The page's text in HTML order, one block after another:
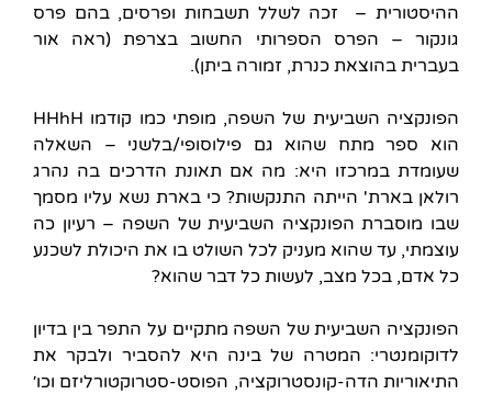
ההיסטורית – זכה לשלל תשבחות ופרסים, בהם פרס
גונקור – הפרס הספרותי החשוב בצרפת (ראה אור
בעברית בהוצאת כנרת, זמורה ביתן).
הפונקציה השביעית של השפה, מופתי כמו קודמו HHhH
הוא ספר מתח שהוא גם פילוסופי/בלשני – השאלה
שעומדת במרכזו היא: מה אם תאונת הדרכים בה נהרג
רולאן בארת' הייתה התנקשות? כי בארת נשא עליו מסמך
שבו מוסברת הפונקציה השביעית של השפה – רעיון כה
עוצמתי, עד שהוא מעניק לכל השולט בו את היכולת לשכנע
כל אדם, בכל מצב, לעשות כל דבר שהוא?
הפונקציה השביעית של השפה מתקיים על התפר בין בדיון
לדוקומנטרי: המטרה של בינה היא להסביר ולבקר את
התיאוריות הדה-קונסטרוקציה, הפוסט-סטרוקטורליזם וכו׳